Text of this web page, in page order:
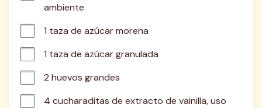
ambiente
1 taza de azúcar morena
1 taza de azúcar granulada
2 huevos grandes
4 cucharaditas de extracto de vainilla, uso